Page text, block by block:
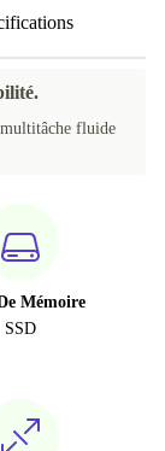
fluide
Mémoire
SSD